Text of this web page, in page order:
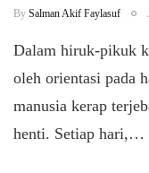
By Salman Akif Faylasuf
Dalam hiruk-pikuk
oleh orientasi pada
manusia kerap
henti. Setiap hari,…